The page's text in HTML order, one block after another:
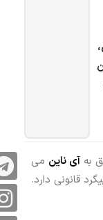
به آی ناین می
قانونی دارد.